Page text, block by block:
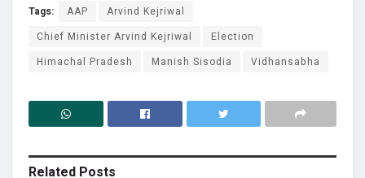
Tags: AAP
Arvind Kejriwal
Chief Minister Arvind Kejriwal
Election
Himachal Pradesh
Manish Sisodia Vidhansabha
Related Posts